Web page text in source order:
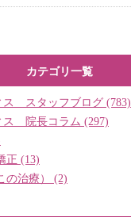
カテゴリ一覧
ス スタッフブログ (783)
ス 院長コラム (297)
正 (13)
の治療） (2)